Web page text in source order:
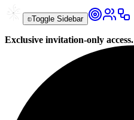
Toggle Sidebar
Exclusive invitation-only access.